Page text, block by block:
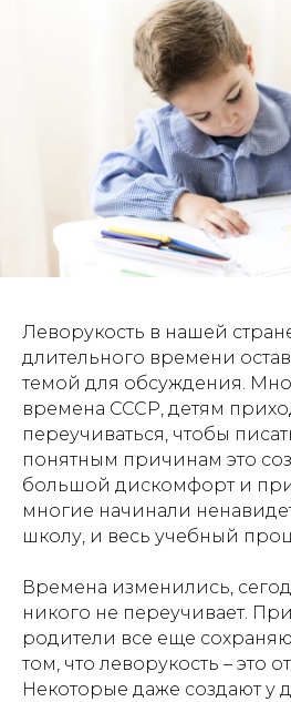
Леворукость в нашей
длительного времени
темой для обсуждения.
времена СССР, детям
переучиваться, чтобы
понятным причинам это
большой дискомфорт и
многие начинали
школу, и весь учебный
Времена изменились,
никого не переучивает.
родители все еще
том, что леворукость – это
Некоторые даже создают у